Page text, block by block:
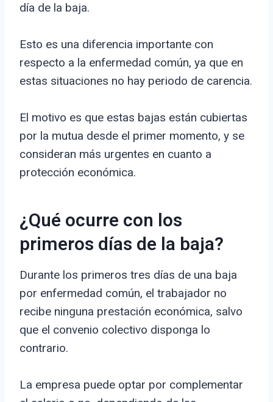
día de la baja.
Esto es una diferencia importante con
respecto a la enfermedad común, ya que en
estas situaciones no hay periodo de carencia.
El motivo es que estas bajas están cubiertas
por la mutua desde el primer momento, y se
consideran más urgentes en cuanto a
protección económica.
¿Qué ocurre con los
primeros días de la baja?
Durante los primeros tres días de una baja
por enfermedad común, el trabajador no
recibe ninguna prestación económica, salvo
que el convenio colectivo disponga lo
contrario.
La empresa puede optar por complementar